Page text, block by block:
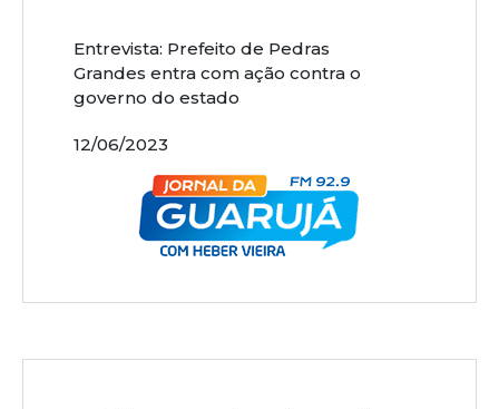
Entrevista: Prefeito de Pedras
Grandes entra com ação contra o
governo do estado
12/06/2023